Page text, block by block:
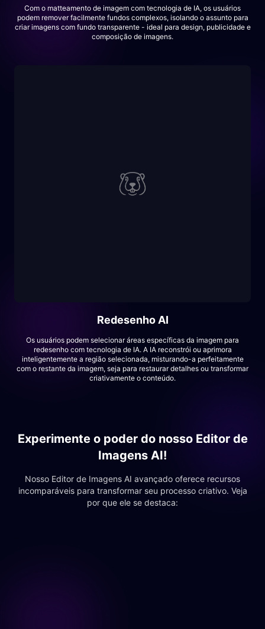
Com o matteamento de imagem com tecnologia de IA, os usuários
podem remover facilmente fundos complexos, isolando o assunto para
criar imagens com fundo transparente - ideal para design, publicidade e
composição de imagens.
Redesenho AI
Os usuários podem selecionar áreas específicas da imagem para
redesenho com tecnologia de IA. A IA reconstrói ou aprimora
inteligentemente a região selecionada, misturando-a perfeitamente
com o restante da imagem, seja para restaurar detalhes ou transformar
criativamente o conteúdo.
Experimente o poder do nosso Editor de
Imagens AI!
Nosso Editor de Imagens AI avançado oferece recursos
incomparáveis para transformar seu processo criativo. Veja
por que ele se destaca: